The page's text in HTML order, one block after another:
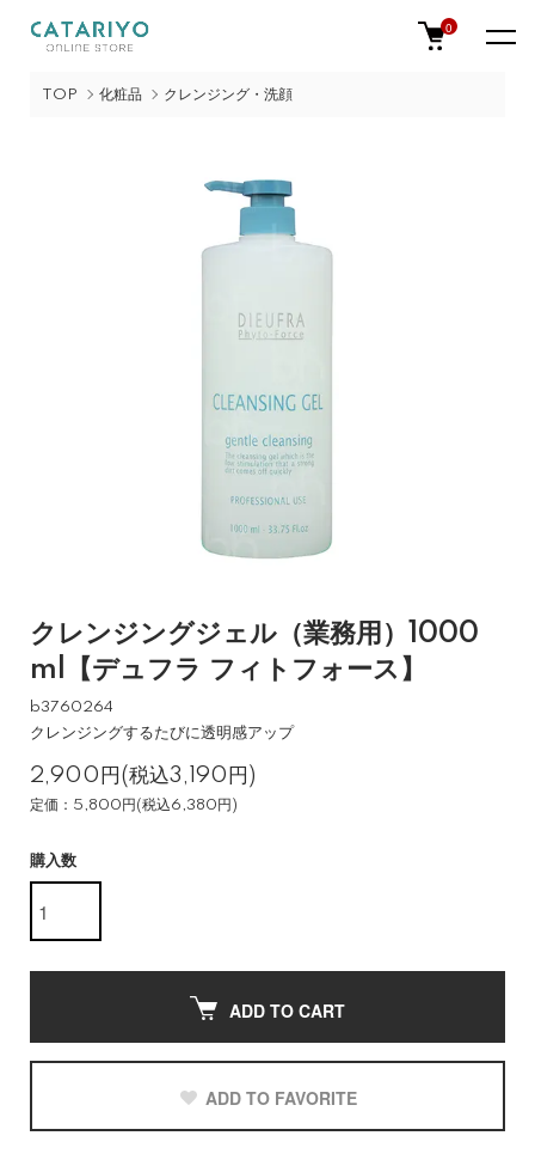
0
TOP 化粧品 クレンジング・洗顔
クレンジングジェル（業務用）1000
ml【デュフラ フィトフォース】
b3760264
クレンジングするたびに透明感アップ
2,900円(税込3,190円)
定価：5,800円(税込6,380円)
購入数
ADD TO CART
ADD TO FAVORITE